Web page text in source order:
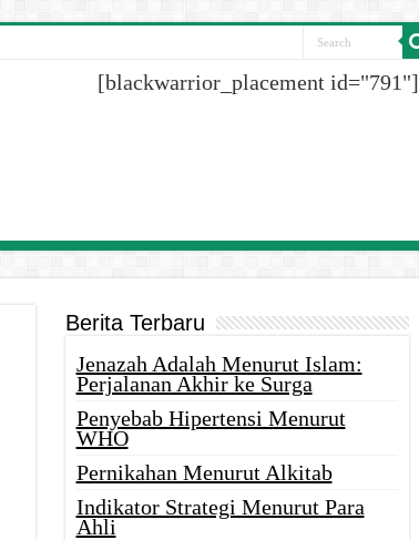
[blackwarrior_placement id="791"]
Berita Terbaru
Jenazah Adalah Menurut Islam:
Perjalanan Akhir ke Surga
Penyebab Hipertensi Menurut
WHO
Pernikahan Menurut Alkitab
Indikator Strategi Menurut Para
Ahli